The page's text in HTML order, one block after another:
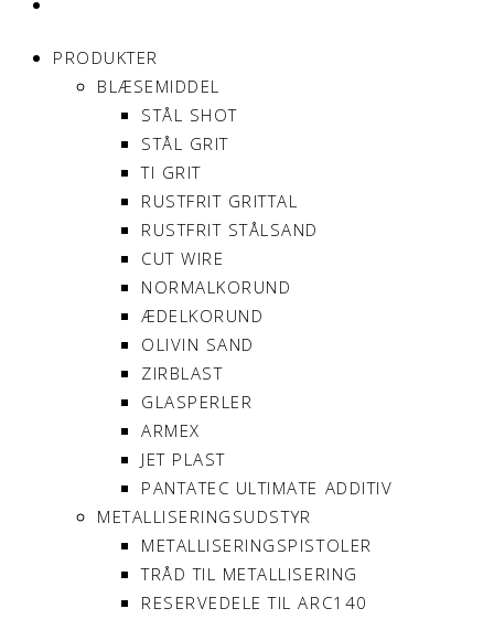
PRODUKTER
BLÆSEMIDDEL
STÅL SHOT
STÅL GRIT
TI GRIT
RUSTFRIT GRITTAL
RUSTFRIT STÅLSAND
CUT WIRE
NORMALKORUND
ÆDELKORUND
OLIVIN SAND
ZIRBLAST
GLASPERLER
ARMEX
JET PLAST
PANTATEC ULTIMATE ADDITIV
METALLISERINGSUDSTYR
METALLISERINGSPISTOLER
TRÅD TIL METALLISERING
RESERVEDELE TIL ARC140